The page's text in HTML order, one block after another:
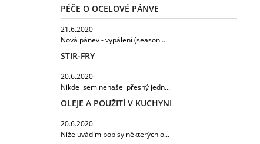
PÉČE O OCELOVÉ PÁNVE
21.6.2020
Nová pánev - vypálení (seasoni...
STIR-FRY
20.6.2020
Nikde jsem nenašel přesný jedn...
OLEJE A POUŽITÍ V KUCHYNI
20.6.2020
Níže uvádím popisy některých o...